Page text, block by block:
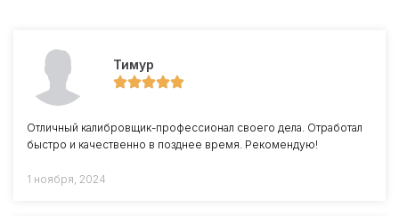
Тимур
Отличный калибровщик-профессионал своего дела. Отработал
быстро и качественно в позднее время. Рекомендую!
1 ноября, 2024